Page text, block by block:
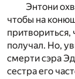
Энтони
чтобы на
притвориться,
получал. Но,
смерти сэра
сестра его